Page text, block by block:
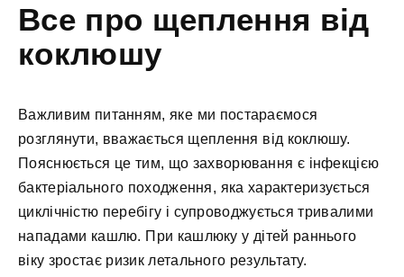
Все про щеплення від
коклюшу
Важливим питанням, яке ми постараємося
розглянути, вважається щеплення від коклюшу.
Пояснюється це тим, що захворювання є інфекцією
бактеріального походження, яка характеризується
циклічністю перебігу і супроводжується тривалими
нападами кашлю. При кашлюку у дітей раннього
віку зростає ризик летального результату.